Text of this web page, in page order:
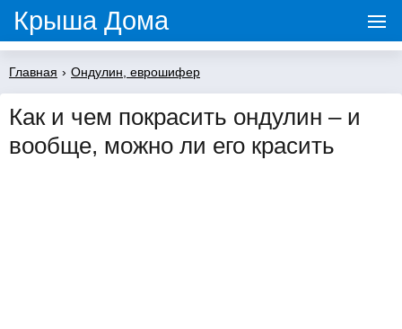
Крыша Дома
Главная › Ондулин, еврошифер
Как и чем покрасить ондулин – и
вообще, можно ли его красить